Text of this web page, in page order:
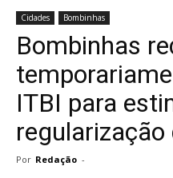
Cidades Bombinhas
Bombinhas
ITBI para
regularização
Por Redação -